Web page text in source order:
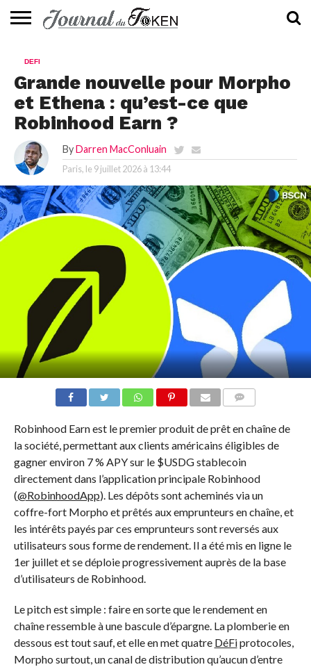
📰
EVALUATION
GUIDE
TENDANCES
À
CONTACTEZ-
DEFI
Grande nouvelle pour Morpho
et Ethena : qu’est-ce que
Robinhood Earn ?
By Darren MacConluain
Paris, le 9 juillet 2026 à 13:44
Robinhood Earn est le premier produit de prêt en chaîne de
la société, permettant aux clients américains éligibles de
gagner environ 7 % APY sur le $USDGstablecoin
directement dans l’application principale Robinhood
(@RobinhoodApp). Les dépôts sont acheminés via un
coffre-fort Morpho et prêtés aux emprunteurs en chaîne, et
les intérêts payés par ces emprunteurs sont reversés aux
utilisateurs sous forme de rendement. Il a été mis en ligne le
1er juillet et se déploie progressivement auprès de la base
d’utilisateurs de Robinhood.
Le pitch est simple : faire en sorte que le rendement en
chaîne ressemble à une bascule d’épargne. La plomberie en
dessous est tout sauf, et elle en met quatre DéFiprotocoles,
Morpho surtout, un canal de distribution qu’aucun d’entre